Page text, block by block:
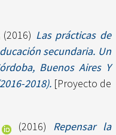
(2016) Las prácticas de
secundaria. Un
Buenos Aires Y
2018). [Proyecto de
(2016) Repensar la